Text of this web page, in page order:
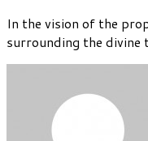
In the vision of the
surrounding the divine